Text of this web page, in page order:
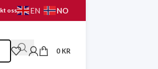
oss EN NO
0 KR